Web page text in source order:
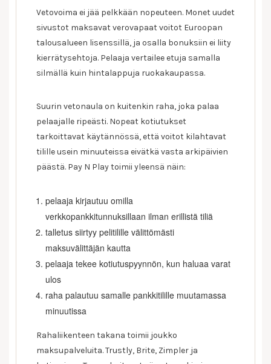
Vetovoima ei jää pelkkään nopeuteen. Monet uudet
sivustot maksavat verovapaat voitot Euroopan
talousalueen lisenssillä, ja osalla bonuksiin ei liity
kierrätysehtoja. Pelaaja vertailee etuja samalla
silmällä kuin hintalappuja ruokakaupassa.
Suurin vetonaula on kuitenkin raha, joka palaa
pelaajalle ripeästi. Nopeat kotiutukset
tarkoittavat käytännössä, että voitot kilahtavat
tilille usein minuuteissa eivätkä vasta arkipäivien
päästä. Pay N Play toimii yleensä näin:
pelaaja kirjautuu omilla
verkkopankkitunnuksillaan ilman erillistä tiliä
talletus siirtyy pelitilille välittömästi
maksuvälittäjän kautta
pelaaja tekee kotiutuspyynnön, kun haluaa varat
ulos
raha palautuu samalle pankkitilille muutamassa
minuutissa
Rahaliikenteen takana toimii joukko
maksupalveluita. Trustly, Brite, Zimpler ja